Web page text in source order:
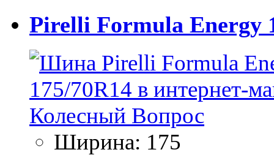
Pirelli Formula Energy
Ширина: 175